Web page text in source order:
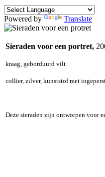
Powered by Translate
Sieraden voor een portret,
kraag, geborduurd vilt
collier, zilver, kunststof met
Deze sieraden zijn ontworpen voor